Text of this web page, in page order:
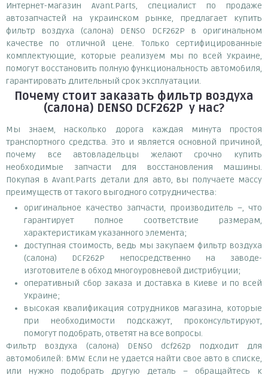
Интернет-магазин Avant.Parts, специалист по продаже
автозапчастей на украинском рынке, предлагает купить
фильтр воздуха (салона) DENSO DCF262P в оригинальном
качестве по отличной цене. Только сертифицированные
комплектующие, которые реализуем мы по всей Украине,
помогут восстановить полную функциональность автомобиля,
гарантировать длительный срок эксплуатации.
Почему стоит заказать фильтр воздуха
(салона) DENSO DCF262P у нас?
Мы знаем, насколько дорога каждая минута простоя
транспортного средства. Это и является основной причиной,
почему все автовладельцы желают срочно купить
необходимые запчасти для восстановления машины.
Покупая в Avant.Parts детали для авто, вы получаете массу
преимуществ от такого выгодного сотрудничества:
оригинальное качество запчасти, производитель –, что
гарантирует полное соответствие размерам,
характеристикам указанного элемента;
доступная стоимость, ведь мы закупаем фильтр воздуха
(салона) DCF262P непосредственно на заводе-
изготовителе в обход многоуровневой дистрибуции;
оперативный сбор заказа и доставка в Киеве и по всей
Украине;
высокая квалификация сотрудников магазина, которые
при необходимости подскажут, проконсультируют,
помогут подобрать, ответят на все вопросы.
Фильтр воздуха (салона) DENSO dcf262p подходит для
автомобилей: BMW. Если не удается найти свое авто в списке,
или нужно подобрать другую деталь – обращайтесь к